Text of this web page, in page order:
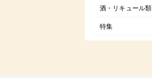
酒・リキュール類
特集